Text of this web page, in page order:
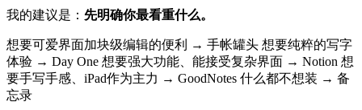
我的建议是： 先明确你最看重什么。
想要可爱界面加块级编辑的便利 → 手帐罐头 想要纯粹的写字
体验 → Day One 想要强大功能、能接受复杂界面 → Notion 想
要手写手感、iPad作为主力 → GoodNotes 什么都不想装 → 备
忘录